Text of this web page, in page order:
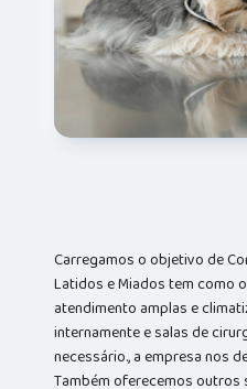
Carregamos o objetivo de
Latidos e Miados tem como
atendimento amplas e
internamente e salas de
necessário., a empresa nos
Também oferecemos